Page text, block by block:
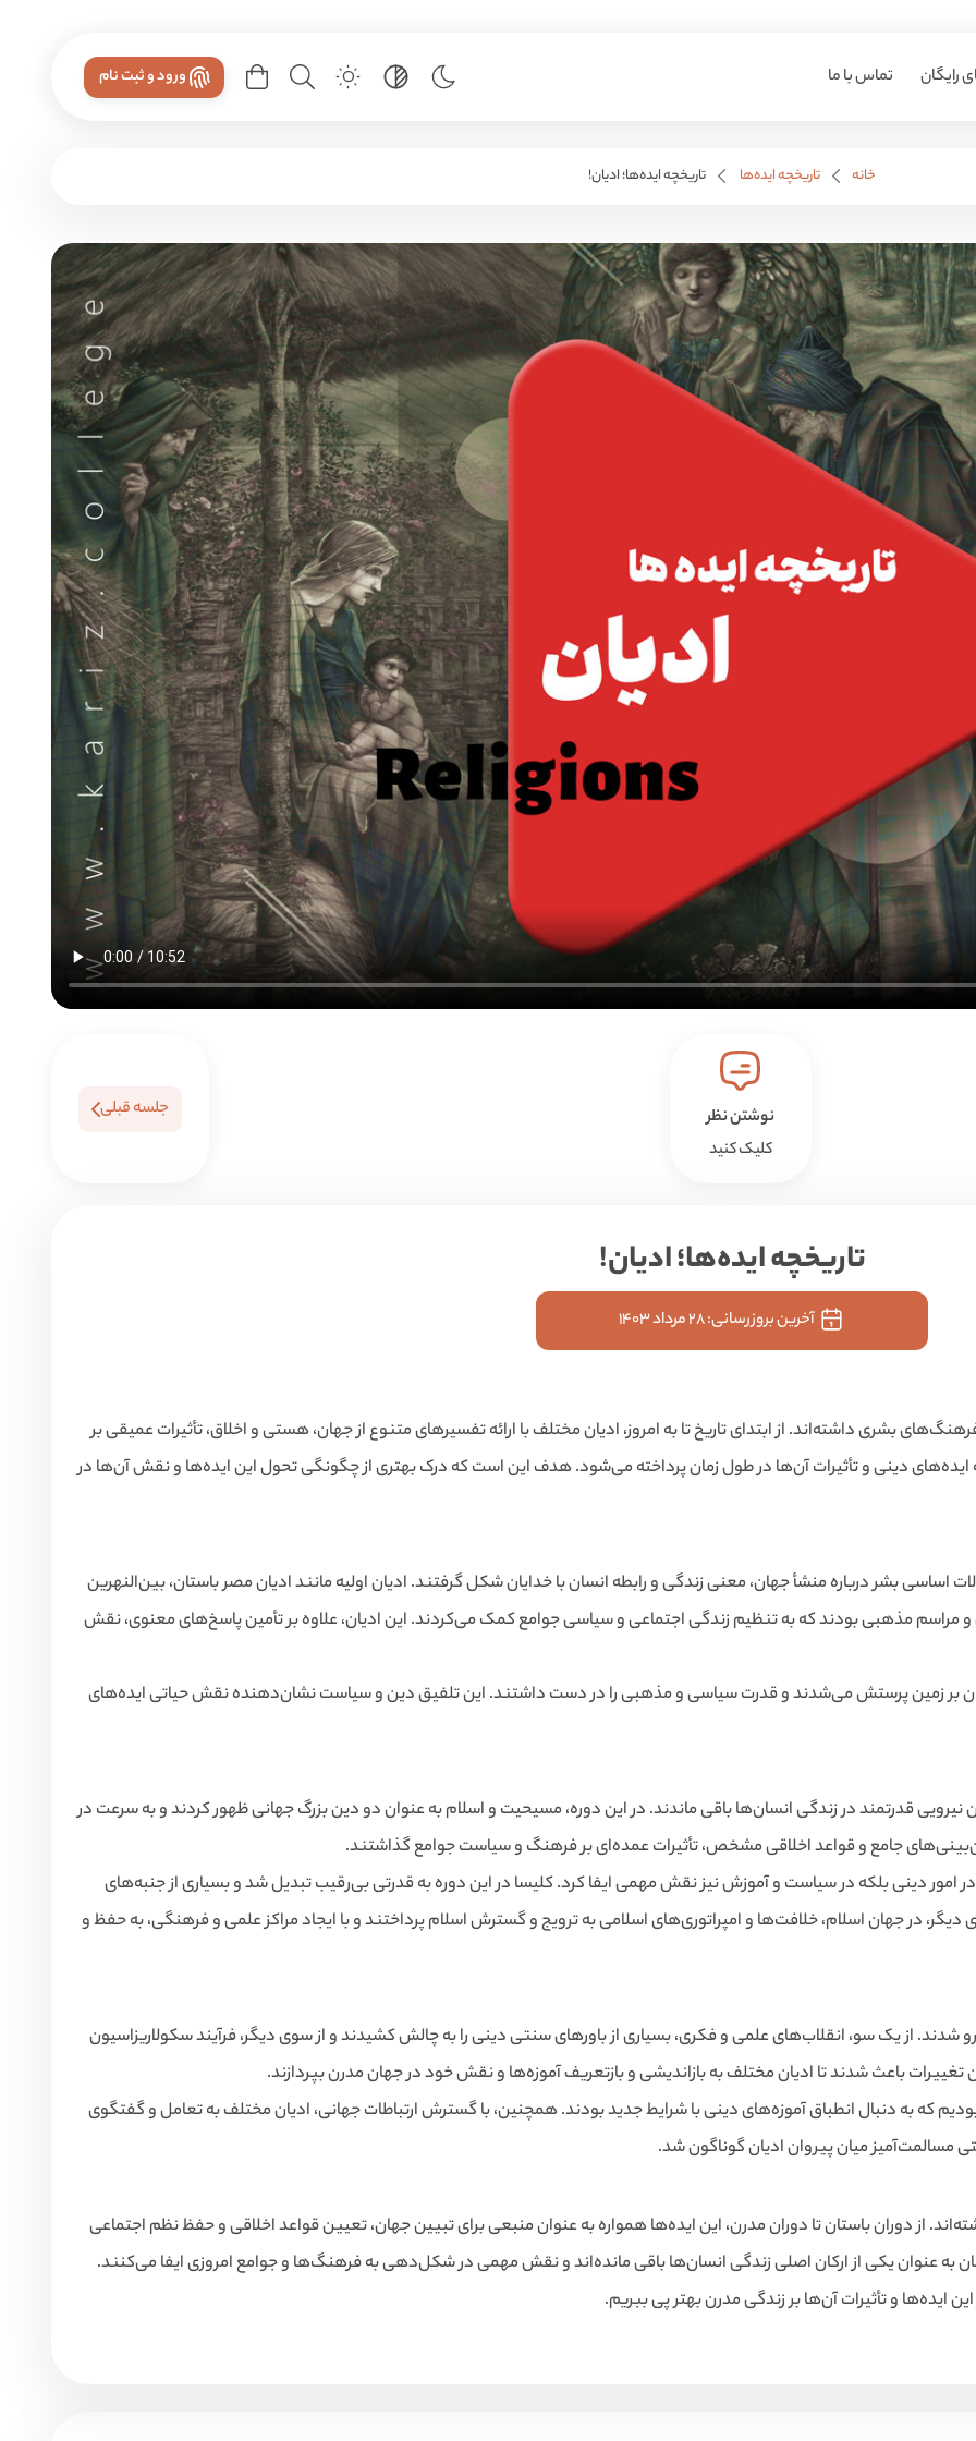
رایگان تماس با ما ورود و ثبت نام
خانه تاریخچه ایده‌ها تاریخچه ایده‌ها؛ ادیان!
نوشتن نظر
کلیک کنید
جلسه قبلی
تاریخچه ایده‌ها؛ ادیان!
آخرین بروزرسانی:۲۸ مرداد ۱۴۰۳
بشری داشته‌اند. از ابتدای تاریخ تا به امروز، ادیان مختلف با ارائه تفسیرهای متنوع از جهان، هستی و اخلاق، تأثیرات عمیقی بر
ایده‌های دینی و تأثیرات آن‌ها در طول زمان پرداخته می‌شود. هدف این است که درک بهتری از چگونگی تحول این ایده‌ها و نقش آن‌ها در
اساسی بشر درباره منشأ جهان، معنی زندگی و رابطه انسان با خدایان شکل گرفتند. ادیان اولیه مانند ادیان مصر باستان، بین‌النهرین
مراسم مذهبی بودند که به تنظیم زندگی اجتماعی و سیاسی جوامع کمک می‌کردند. این ادیان، علاوه بر تأمین پاسخ‌های معنوی، نقش
بر زمین پرستش می‌شدند و قدرت سیاسی و مذهبی را در دست داشتند. این تلفیق دین و سیاست نشان‌دهنده نقش حیاتی ایده‌های
قدرتمند در زندگی انسان‌ها باقی ماندند. در این دوره، مسیحیت و اسلام به عنوان دو دین بزرگ جهانی ظهور کردند و به سرعت در
جامع و قواعد اخلاقی مشخص، تأثیرات عمده‌ای بر فرهنگ و سیاست جوامع گذاشتند.
در امور دینی بلکه در سیاست و آموزش نیز نقش مهمی ایفا کرد. کلیسا در این دوره به قدرتی بی‌رقیب تبدیل شد و بسیاری از جنبه‌های
دیگر، در جهان اسلام، خلافت‌ها و امپراتوری‌های اسلامی به ترویج و گسترش اسلام پرداختند و با ایجاد مراکز علمی و فرهنگی، به حفظ و
شدند. از یک سو، انقلاب‌های علمی و فکری، بسیاری از باورهای سنتی دینی را به چالش کشیدند و از سوی دیگر، فرآیند سکولاریزاسیون
باعث شدند تا ادیان مختلف به بازاندیشی و بازتعریف آموزه‌ها و نقش خود در جهان مدرن بپردازند.
که به دنبال انطباق آموزه‌های دینی با شرایط جدید بودند. همچنین، با گسترش ارتباطات جهانی، ادیان مختلف به تعامل و گفتگوی
مسالمت‌آمیز میان پیروان ادیان گوناگون شد.
از دوران باستان تا دوران مدرن، این ایده‌ها همواره به عنوان منبعی برای تبیین جهان، تعیین قواعد اخلاقی و حفظ نظم اجتماعی
به عنوان یکی از ارکان اصلی زندگی انسان‌ها باقی مانده‌اند و نقش مهمی در شکل‌دهی به فرهنگ‌ها و جوامع امروزی ایفا می‌کنند.
ایده‌ها و تأثیرات آن‌ها بر زندگی مدرن بهتر پی ببریم.